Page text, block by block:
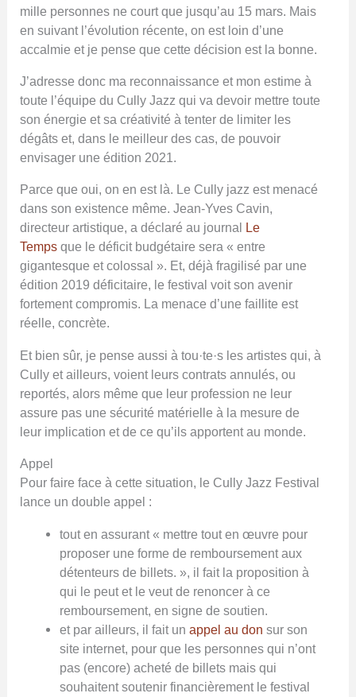
mille personnes ne court que jusqu’au 15 mars. Mais
en suivant l’évolution récente, on est loin d’une
accalmie et je pense que cette décision est la bonne.
J’adresse donc ma reconnaissance et mon estime à
toute l’équipe du Cully Jazz qui va devoir mettre toute
son énergie et sa créativité à tenter de limiter les
dégâts et, dans le meilleur des cas, de pouvoir
envisager une édition 2021.
Parce que oui, on en est là. Le Cully jazz est menacé
dans son existence même. Jean-Yves Cavin,
directeur artistique, a déclaré au journal
Le
Tempsque le déficit budgétaire sera « entre
gigantesque et colossal ». Et, déjà fragilisé par une
édition 2019 déficitaire, le festival voit son avenir
fortement compromis. La menace d’une faillite est
réelle, concrète.
Et bien sûr, je pense aussi à tou·te·s les artistes qui, à
Cully et ailleurs, voient leurs contrats annulés, ou
reportés, alors même que leur profession ne leur
assure pas une sécurité matérielle à la mesure de
leur implication et de ce qu’ils apportent au monde.
Appel
Pour faire face à cette situation, le Cully Jazz Festival
lance un double appel :
tout en assurant « mettre tout en œuvre pour
proposer une forme de remboursement aux
détenteurs de billets. », il fait la proposition à
qui le peut et le veut de renoncer à ce
remboursement, en signe de soutien.
et par ailleurs, il fait un appel au don sur son
site internet, pour que les personnes qui n’ont
pas (encore) acheté de billets mais qui
souhaitent soutenir financièrement le festival